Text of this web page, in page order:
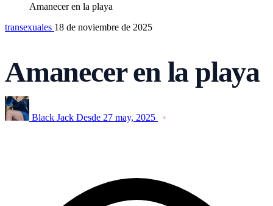
Amanecer en la playa
transexuales 18 de noviembre de 2025
Amanecer en la playa
Black Jack Desde 27 may, 2025